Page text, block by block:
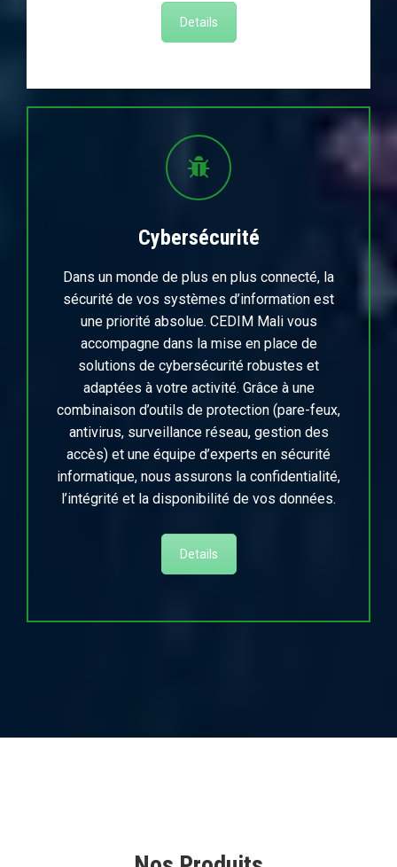
Details
Cybersécurité
Dans un monde de plus en plus connecté, la
sécurité de vos systèmes d’information est
une priorité absolue. CEDIM Mali vous
accompagne dans la mise en place de
solutions de cybersécurité robustes et
adaptées à votre activité. Grâce à une
combinaison d’outils de protection (pare-feux,
antivirus, surveillance réseau, gestion des
accès) et une équipe d’experts en sécurité
informatique, nous assurons la confidentialité,
l’intégrité et la disponibilité de vos données.
Details